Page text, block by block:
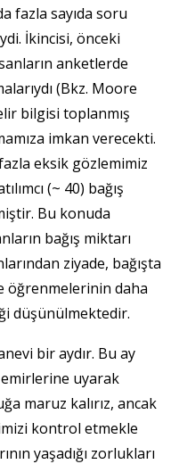
fazla sayıda soru
İkincisi, önceki
anketlerde
(Bkz. Moore
bilgisi toplanmış
imkan verecekti.
eksik gözlemimiz
(~ 40) bağış
Bu konuda
bağış miktarı
ziyade, bağışta
öğrenmelerinin daha
düşünülmektedir.
bir aydır. Bu ay
emirlerine uyarak
maruz kalırız, ancak
kontrol etmekle
yaşadığı zorlukları